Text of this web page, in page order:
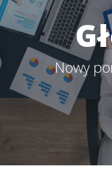
Nowy